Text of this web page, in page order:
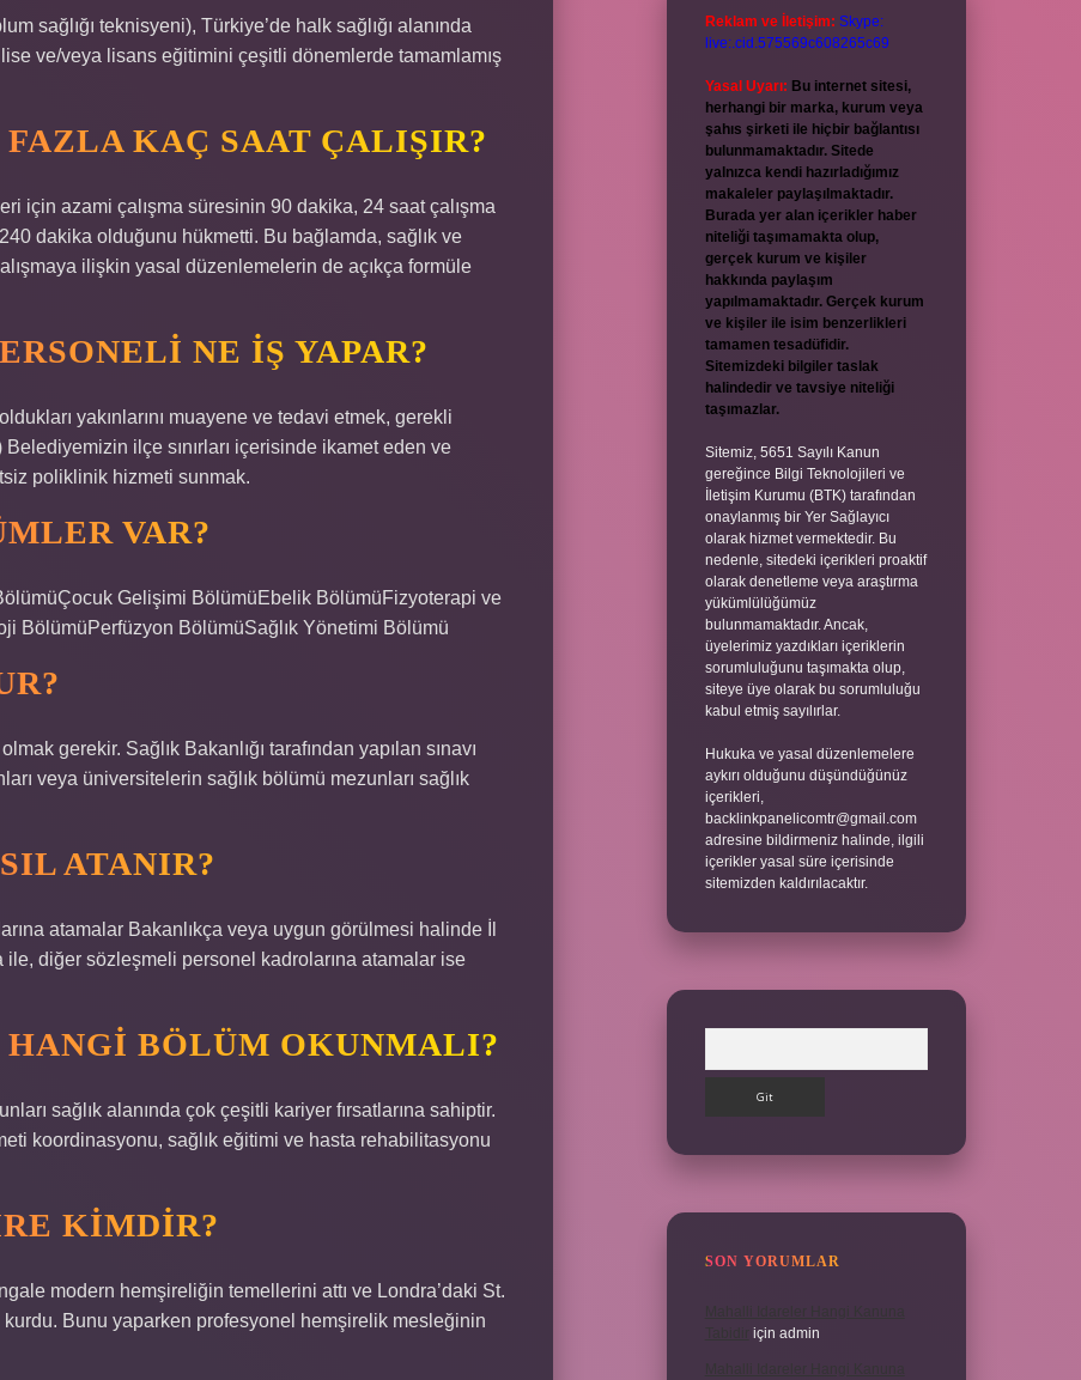
sağlığı teknisyeni), Türkiye’de halk sağlığı alanında
ve/veya lisans eğitimini çeşitli dönemlerde tamamlamış
KAÇ SAAT ÇALIŞIR?
için azami çalışma süresinin 90 dakika, 24 saat çalışma
dakika olduğunu hükmetti. Bu bağlamda, sağlık ve
ilişkin yasal düzenlemelerin de açıkça formüle
NE IŞ YAPAR?
yakınlarını muayene ve tedavi etmek, gerekli
ilçe sınırları içerisinde ikamet eden ve
poliklinik hizmeti sunmak.
VAR?
Gelişimi BölümüEbelik BölümüFizyoterapi ve
BölümüPerfüzyon BölümüSağlık Yönetimi Bölümü
gerekir. Sağlık Bakanlığı tarafından yapılan sınavı
veya üniversitelerin sağlık bölümü mezunları sağlık
ATANIR?
atamalar Bakanlıkça veya uygun görülmesi halinde İl
diğer sözleşmeli personel kadrolarına atamalar ise
BÖLÜM OKUNMALI?
sağlık alanında çok çeşitli kariyer fırsatlarına sahiptir.
koordinasyonu, sağlık eğitimi ve hasta rehabilitasyonu
KIMDIR?
modern hemşireliğin temellerini attı ve Londra’daki St.
Bunu yaparken profesyonel hemşirelik mesleğinin
Reklam ve İletişim: Skype:
live:.cid.575569c608265c69
Yasal Uyarı: Bu internet sitesi,
herhangi bir marka, kurum veya
şahıs şirketi ile hiçbir bağlantısı
bulunmamaktadır. Sitede
yalnızca kendi hazırladığımız
makaleler paylaşılmaktadır.
Burada yer alan içerikler haber
niteliği taşımamakta olup,
gerçek kurum ve kişiler
hakkında paylaşım
yapılmamaktadır. Gerçek kurum
ve kişiler ile isim benzerlikleri
tamamen tesadüfidir.
Sitemizdeki bilgiler taslak
halindedir ve tavsiye niteliği
taşımazlar.
Sitemiz, 5651 Sayılı Kanun
gereğince Bilgi Teknolojileri ve
İletişim Kurumu (BTK) tarafından
onaylanmış bir Yer Sağlayıcı
olarak hizmet vermektedir. Bu
nedenle, sitedeki içerikleri proaktif
olarak denetleme veya araştırma
yükümlülüğümüz
bulunmamaktadır. Ancak,
üyelerimiz yazdıkları içeriklerin
sorumluluğunu taşımakta olup,
siteye üye olarak bu sorumluluğu
kabul etmiş sayılırlar.
Hukuka ve yasal düzenlemelere
aykırı olduğunu düşündüğünüz
içerikleri,
backlinkpanelicomtr@gmail.com
adresine bildirmeniz halinde, ilgili
içerikler yasal süre içerisinde
sitemizden kaldırılacaktır.
SON YORUMLAR
için admin